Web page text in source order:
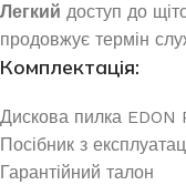
Легкий доступ до
продовжує термін
Комплектація:
Дискова пилка EDON
Посібник з
Гарантійний талон